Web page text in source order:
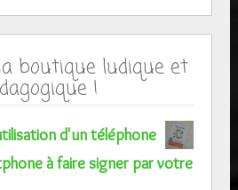
boutique ludique et
!
d'un téléphone
à faire signer par votre